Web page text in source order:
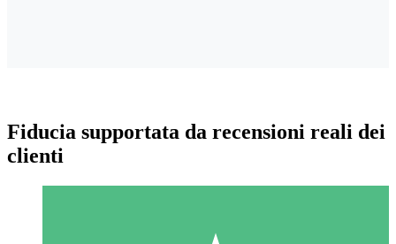
Fiducia supportata da recensioni reali dei
clienti